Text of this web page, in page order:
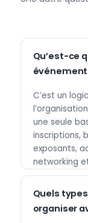
Qu’est-ce
C’est un
une seule
inscriptions,
exposants,
networking
Quels
organiser